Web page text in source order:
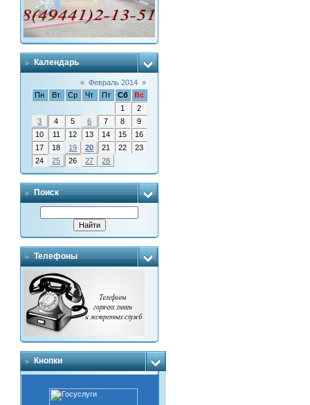
Календарь
« Февраль 2014 »
Пн
Вт Ср Чт Пт Сб
Вс
1
2
3
4 5 6 7 8
9
10
11 12 13 14 15
16
17
18 19 20 21 22
23
24
25 26 27 28
Поиск
Телефоны
Кнопки